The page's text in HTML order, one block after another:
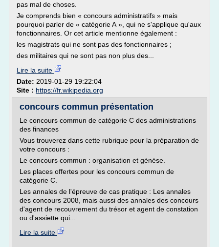
pas mal de choses.
Je comprends bien « concours administratifs » mais
pourquoi parler de « catégorie A », qui ne s'applique qu'aux
fonctionnaires. Or cet article mentionne également :
les magistrats qui ne sont pas des fonctionnaires ;
des militaires qui ne sont pas non plus des...
Lire la suite
Date: 2019-01-29 19:22:04
Site : https://fr.wikipedia.org
concours commun présentation
Le concours commun de catégorie C des administrations
des finances
Vous trouverez dans cette rubrique pour la préparation de
votre concours :
Le concours commun : organisation et génése.
Les places offertes pour les concours commun de
catégorie C.
Les annales de l'épreuve de cas pratique : Les annales
des concours 2008, mais aussi des annales des concours
d'agent de recouvrement du trésor et agent de constation
ou d'assiette qui...
Lire la suite